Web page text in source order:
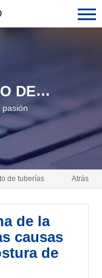
DE
pasión
Atrás
de tuberías
de la
causas
de